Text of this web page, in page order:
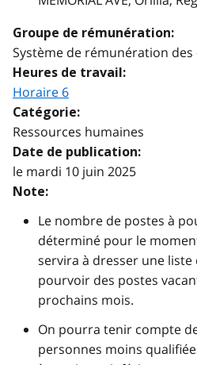
Groupe de rémunération:
Système de rémunération des
Heures de travail:
Horaire 6
Catégorie:
Ressources humaines
Date de publication:
le mardi 10 juin 2025
Note:
Le nombre de postes à
déterminé pour le
servira à dresser une
pourvoir des postes
prochains mois.
On pourra tenir compte
personnes moins